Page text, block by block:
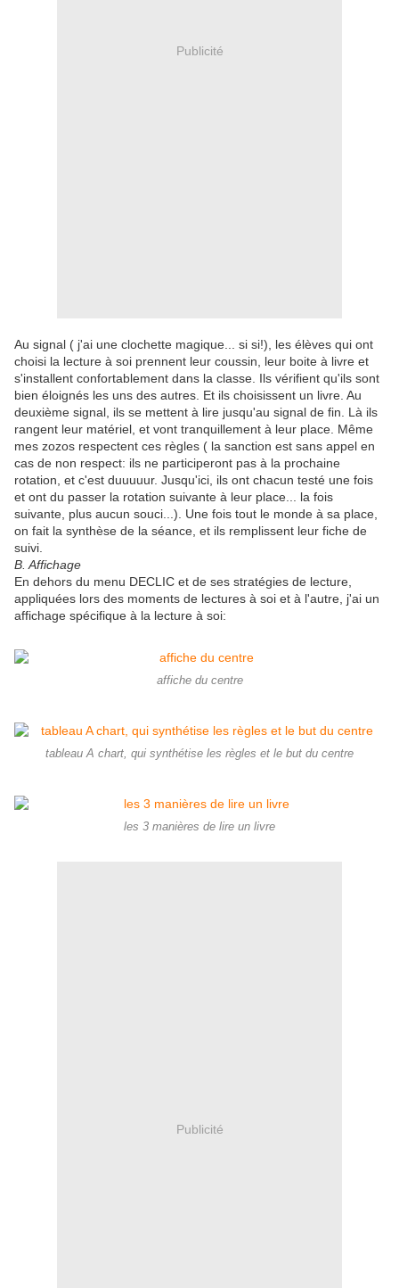
Publicité
Au signal ( j'ai une clochette magique... si si!), les élèves qui ont
choisi la lecture à soi prennent leur coussin, leur boite à livre et
s'installent confortablement dans la classe. Ils vérifient qu'ils sont
bien éloignés les uns des autres. Et ils choisissent un livre. Au
deuxième signal, ils se mettent à lire jusqu'au signal de fin. Là ils
rangent leur matériel, et vont tranquillement à leur place. Même
mes zozos respectent ces règles ( la sanction est sans appel en
cas de non respect: ils ne participeront pas à la prochaine
rotation, et c'est duuuuur. Jusqu'ici, ils ont chacun testé une fois
et ont du passer la rotation suivante à leur place... la fois
suivante, plus aucun souci...). Une fois tout le monde à sa place,
on fait la synthèse de la séance, et ils remplissent leur fiche de
suivi.
B. Affichage
En dehors du menu DECLIC et de ses stratégies de lecture,
appliquées lors des moments de lectures à soi et à l'autre, j'ai un
affichage spécifique à la lecture à soi:
affiche du centre
tableau A chart, qui synthétise les règles et le but du centre
les 3 manières de lire un livre
Publicité